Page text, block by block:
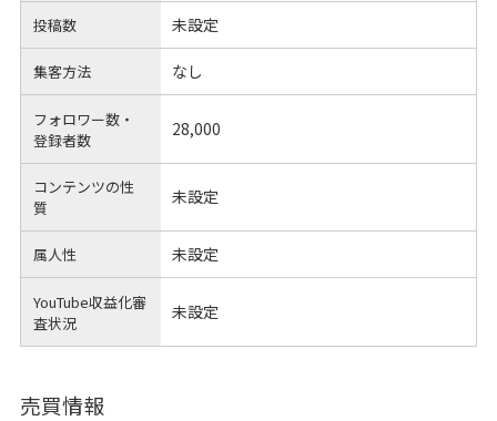
投稿数 未設定
集客方法 なし
フォロワー数・
登録者数
28,000
コンテンツの性
質
未設定
属人性 未設定
YouTube収益化審
査状況
未設定
売買情報